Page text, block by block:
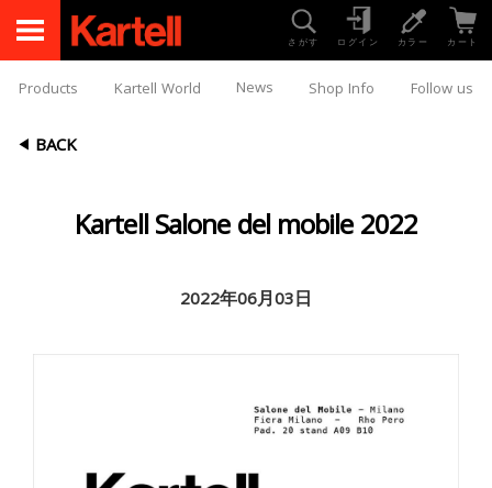
さがす ログイン カラー カート
Products Kartell World News Shop Info Follow us
BACK
Kartell Salone del mobile 2022
2022年06月03日